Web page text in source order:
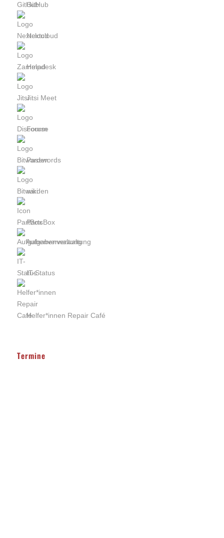
GitHub
Nextcloud
Helpdesk
Jitsi Meet
Forum
Passwords
wiki
PartsBox
Aufgabenverwaltung
IT-Status
Helfer*innen Repair Café
Termine